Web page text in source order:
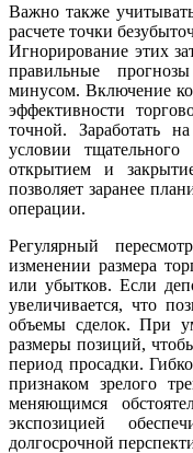
Важно также
расчете точки
Игнорирование этих
правильные
минусом. Включение
эффективности
точной. Заработать
условии
открытием и
позволяет заранее
операции.
Регулярный
изменении размера
или убытков. Если
увеличивается, что
объемы сделок. При
размеры позиций,
период просадки.
признаком зрелого
меняющимся
экспозицией
долгосрочной